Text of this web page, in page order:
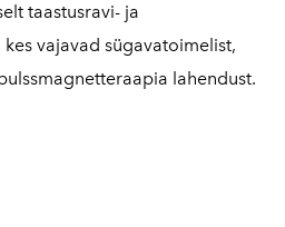
taastusravi- ja
vajavad sügavatoimelist,
lahendust.